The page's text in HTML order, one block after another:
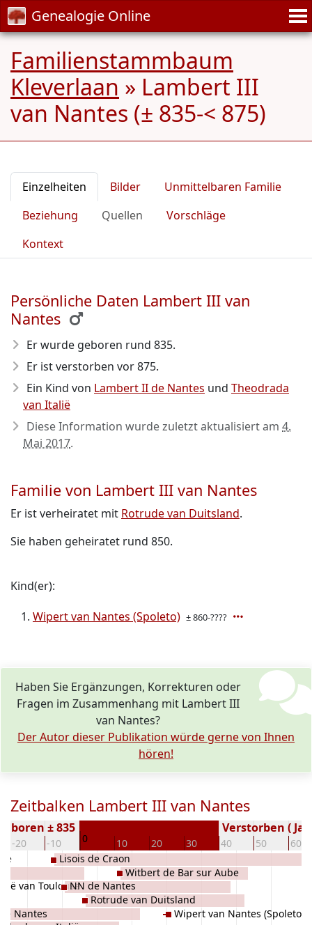
Genealogie Online
Familienstammbaum
Kleverlaan » Lambert III
van Nantes (± 835-< 875)
Einzelheiten Bilder
Unmittelbaren Familie
Beziehung
Quellen
Vorschläge
Kontext
Persönliche Daten Lambert III van
Nantes
Er wurde geboren rund 835.
Er ist verstorben vor 875.
Ein Kind von Lambert II de Nantes und Theodrada
van Italië
Diese Information wurde zuletzt aktualisiert am 4.
Mai 2017.
Familie von Lambert III van Nantes
Er ist verheiratet mit Rotrude van Duitsland.
Sie haben geheiratet rund 850.
Kind(er):
Wipert van Nantes (Spoleto) ± 860-????
Haben Sie Ergänzungen, Korrekturen oder
Fragen im Zusammenhang mit Lambert III
van Nantes?
Der Autor dieser Publikation würde gerne von Ihnen
hören!
Zeitbalken Lambert III van Nantes
-20 -10 0 10 20 30 40 50 60
± 835 Verstorben (
van Toulouse
Nantes
Lisois de Craon
NN de Nantes
Rotrude van Duitsland
Witbert de Bar sur Aube
Wipert van Nantes (Spoleto)